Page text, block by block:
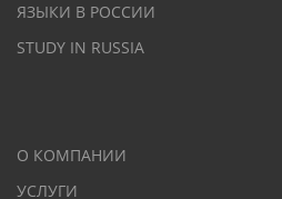
ЯЗЫКИ В РОССИИ
STUDY IN RUSSIA
О КОМПАНИИ
УСЛУГИ